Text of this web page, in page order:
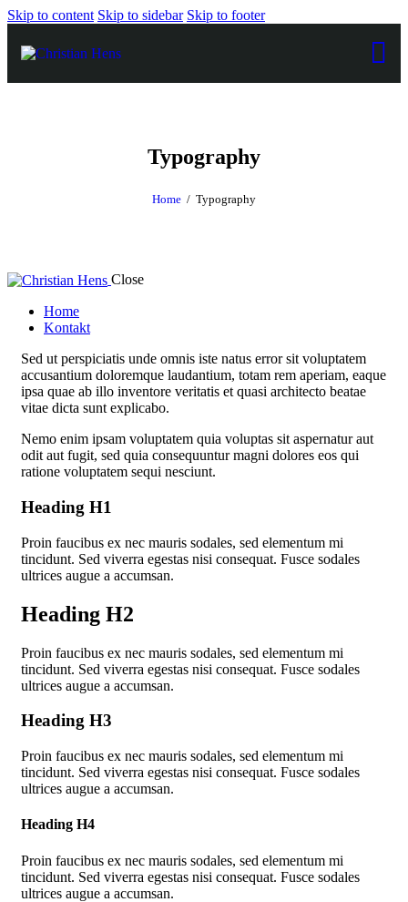
Skip to content Skip to sidebar Skip to footer
Typography
Home Typography
Close
Home
Kontakt
Sed ut perspiciatis unde omnis iste natus error sit voluptatem
accusantium doloremque laudantium, totam rem aperiam, eaque
ipsa quae ab illo inventore veritatis et quasi architecto beatae
vitae dicta sunt explicabo.
Nemo enim ipsam voluptatem quia voluptas sit aspernatur aut
odit aut fugit, sed quia consequuntur magni dolores eos qui
ratione voluptatem sequi nesciunt.
Heading H1
Proin faucibus ex nec mauris sodales, sed elementum mi
tincidunt. Sed viverra egestas nisi consequat. Fusce sodales
ultrices augue a accumsan.
Heading H2
Proin faucibus ex nec mauris sodales, sed elementum mi
tincidunt. Sed viverra egestas nisi consequat. Fusce sodales
ultrices augue a accumsan.
Heading H3
Proin faucibus ex nec mauris sodales, sed elementum mi
tincidunt. Sed viverra egestas nisi consequat. Fusce sodales
ultrices augue a accumsan.
Heading H4
Proin faucibus ex nec mauris sodales, sed elementum mi
tincidunt. Sed viverra egestas nisi consequat. Fusce sodales
ultrices augue a accumsan.